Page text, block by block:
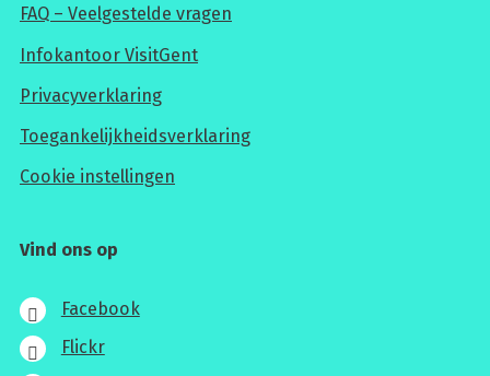
FAQ – Veelgestelde vragen
Infokantoor VisitGent
Privacyverklaring
Toegankelijkheidsverklaring
Cookie instellingen
Vind ons op
Facebook
Flickr